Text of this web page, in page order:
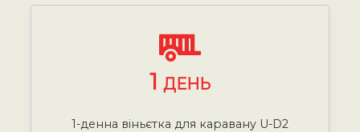
1 ДЕНЬ
1-денна віньєтка для каравану U-D2